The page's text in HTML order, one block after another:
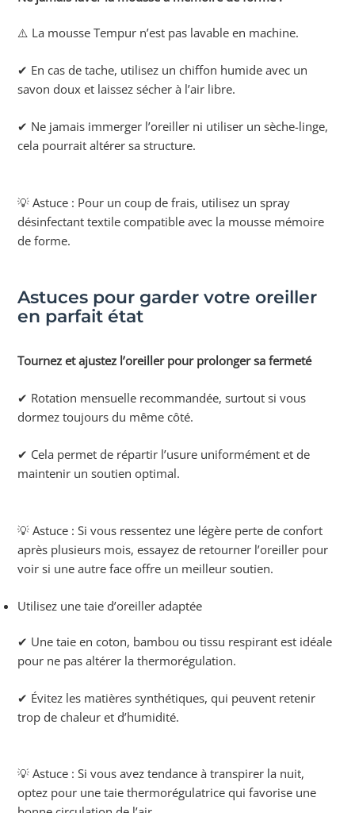
⚠️ La mousse Tempur n’est pas lavable en machine.
✔ En cas de tache, utilisez un chiffon humide avec un
savon doux et laissez sécher à l’air libre.
✔ Ne jamais immerger l’oreiller ni utiliser un sèche-linge,
cela pourrait altérer sa structure.
💡 Astuce : Pour un coup de frais, utilisez un spray
désinfectant textile compatible avec la mousse mémoire
de forme.
Astuces pour garder votre oreiller
en parfait état
Tournez et ajustez l’oreiller pour prolonger sa fermeté
✔ Rotation mensuelle recommandée, surtout si vous
dormez toujours du même côté.
✔ Cela permet de répartir l’usure uniformément et de
maintenir un soutien optimal.
💡 Astuce : Si vous ressentez une légère perte de confort
après plusieurs mois, essayez de retourner l’oreiller pour
voir si une autre face offre un meilleur soutien.
Utilisez une taie d’oreiller adaptée
✔ Une taie en coton, bambou ou tissu respirant est idéale
pour ne pas altérer la thermorégulation.
✔ Évitez les matières synthétiques, qui peuvent retenir
trop de chaleur et d’humidité.
💡 Astuce : Si vous avez tendance à transpirer la nuit,
optez pour une taie thermorégulatrice qui favorise une